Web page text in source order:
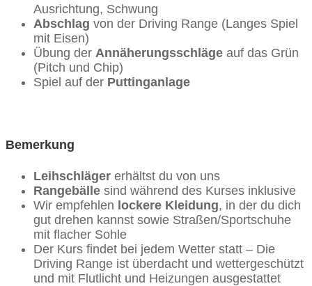
Ausrichtung, Schwung
Abschlag von der Driving Range (Langes Spiel
mit Eisen)
Übung der Annäherungsschläge auf das Grün
(Pitch und Chip)
Spiel auf der Puttinganlage
Bemerkung
Leihschläger erhältst du von uns
Rangebälle sind während des Kurses inklusive
Wir empfehlen lockere Kleidung, in der du dich
gut drehen kannst sowie Straßen/Sportschuhe
mit flacher Sohle
Der Kurs findet bei jedem Wetter statt – Die
Driving Range ist überdacht und wettergeschützt
und mit Flutlicht und Heizungen ausgestattet